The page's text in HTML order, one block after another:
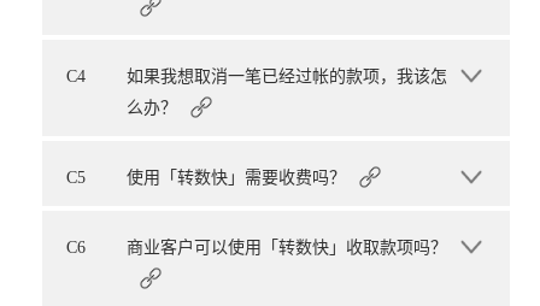
C4
如果我想取消一笔已经过帐的款项，我该怎
么办？
C5 使用「转数快」需要收费吗？
C6 商业客户可以使用「转数快」收取款项吗？